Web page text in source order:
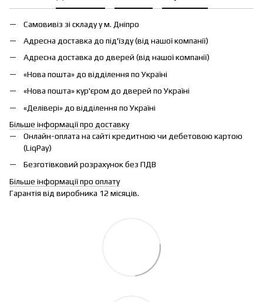
Самовивіз зі складу у м. Дніпро
Адресна доставка до під'їзду (від нашої компанії)
Адресна доставка до дверей (від нашої компанії)
«Нова пошта» до відділення по Україні
«Нова пошта» кур'єром до дверей по Україні
«Делівері» до відділення по Україні
Більше інформації про доставку
Онлайн-оплата на сайті кредитною чи дебетовою картою
(LiqPay)
Безготівковий розрахунок без ПДВ
Більше інформації про оплату
Гарантія від виробника 12 місяців.